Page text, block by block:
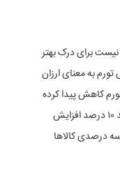
برای درک بهتر
به معنای ارزان
کاهش پیدا کرده
است یعنی اگر در ماه‌های گذشته هر ماه شاهد ۱۰ درصد افزایش
درصدی کالاها